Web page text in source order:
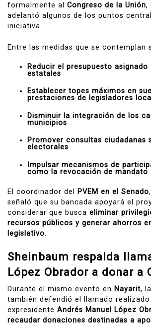
formalmente al Congreso de la Unión,
adelantó algunos de los puntos
iniciativa.
Entre las medidas que se contemplan
Reducir el presupuesto
estatales
Establecer topes máximos en
prestaciones de legisladores
Disminuir la integración de los
municipios
Promover consultas ciudadanas
electorales
Impulsar mecanismos de
como la revocación de mandato
El coordinador del PVEM en el Senado,
señaló que su bancada apoyará el
considerar que busca eliminar
recursos públicos y generar ahorros
legislativo.
Sheinbaum respalda
López Obrador a donar a
Durante el mismo evento en Nayarit,
también defendió el llamado realizado
expresidente Andrés Manuel López
recaudar donaciones destinadas a